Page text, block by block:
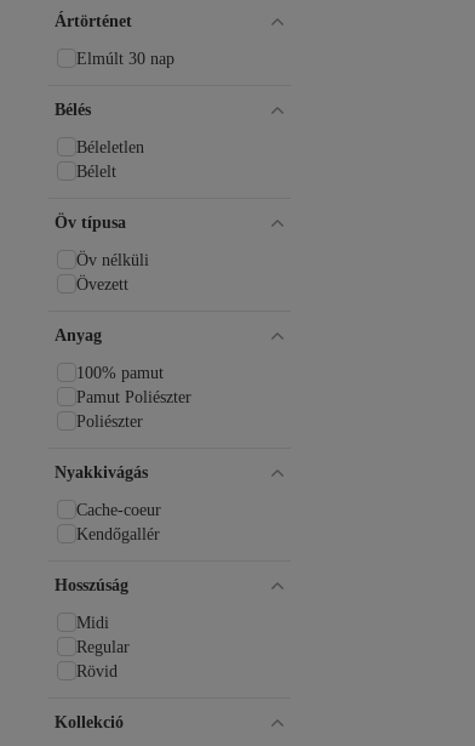
Ártörténet
Elmúlt 30 nap
Bélés
Béleletlen
Bélelt
Öv típusa
Öv nélküli
Övezett
Anyag
100% pamut
Pamut Poliészter
Poliészter
Nyakkivágás
Cache-coeur
Kendőgallér
Hosszúság
Midi
Regular
Rövid
Kollekció